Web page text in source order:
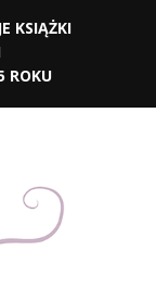
KSIĄŻKI
ROKU